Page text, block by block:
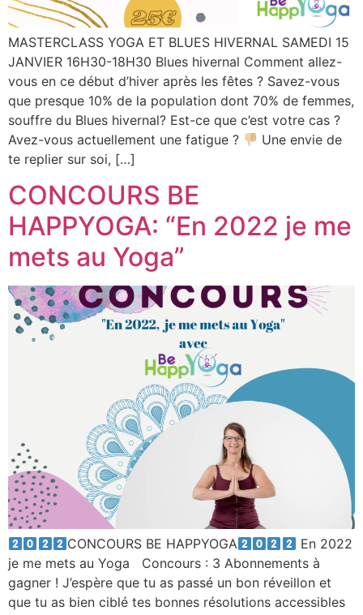
MASTERCLASS YOGA ET BLUES HIVERNAL SAMEDI 15
JANVIER 16H30-18H30 Blues hivernal Comment allez-
vous en ce début d’hiver après les fêtes ? Savez-vous
que presque 10% de la population dont 70% de femmes,
souffre du Blues hivernal? Est-ce que c’est votre cas ?
Avez-vous actuellement une fatigue ?
Une envie de
te replier sur soi, […]
CONCOURS BE
HAPPYOGA: “En 2022 je me
mets au Yoga”
CONCOURS BE HAPPYOGA
En 2022
je me mets au Yoga Concours : 3 Abonnements à
gagner ! J’espère que tu as passé un bon réveillon et
que tu as bien ciblé tes bonnes résolutions accessibles